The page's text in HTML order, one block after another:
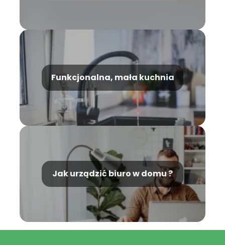
Funkcjonalna, mała kuchnia
Jak urządzić biuro w domu ?